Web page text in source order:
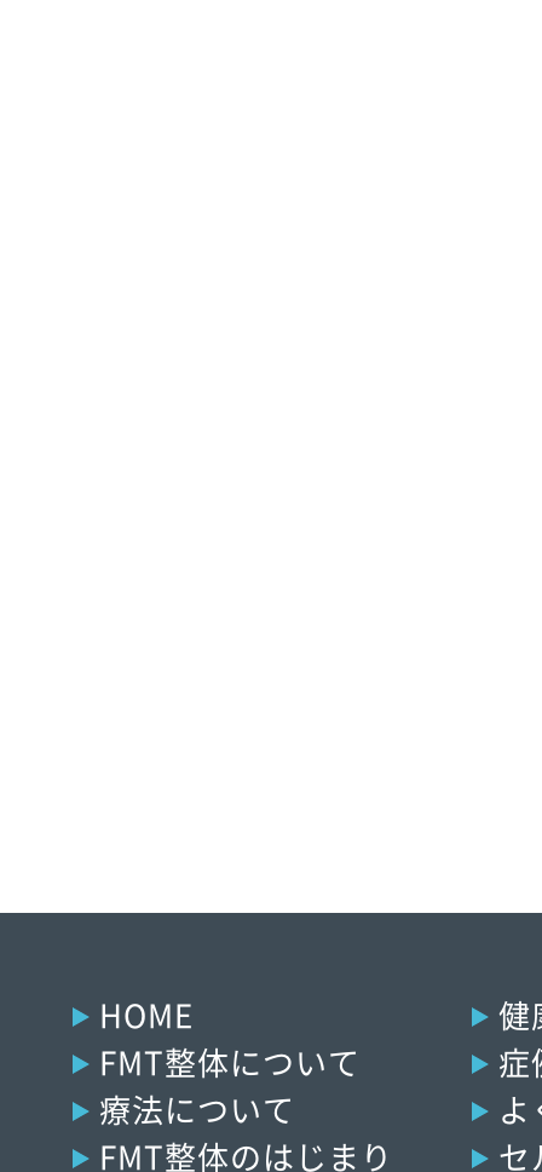
HOME
FMT整体について
療法について
FMT整体のはじまり
健
症
セ